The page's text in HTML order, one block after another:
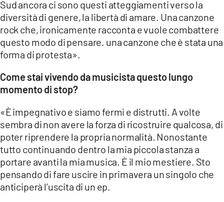
Sud ancora ci sono questi atteggiamenti verso la
diversità di genere, la libertà di amare. Una canzone
rock che, ironicamente racconta e vuole combattere
questo modo di pensare. una canzone che è stata una
forma di protesta».
Come stai vivendo da musicista questo lungo
momento di stop?
«È impegnativo e siamo fermi e distrutti. A volte
sembra di non avere la forza di ricostruire qualcosa, di
poter riprendere la propria normalità. Nonostante
tutto continuando dentro la mia piccola stanza a
portare avanti la mia musica. È il mio mestiere. Sto
pensando di fare uscire in primavera un singolo che
anticiperà l’uscita di un ep.